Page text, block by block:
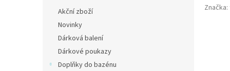
Akční zboží
Novinky
Dárková balení
Dárkové poukazy
Doplňky do bazénu
Značka: